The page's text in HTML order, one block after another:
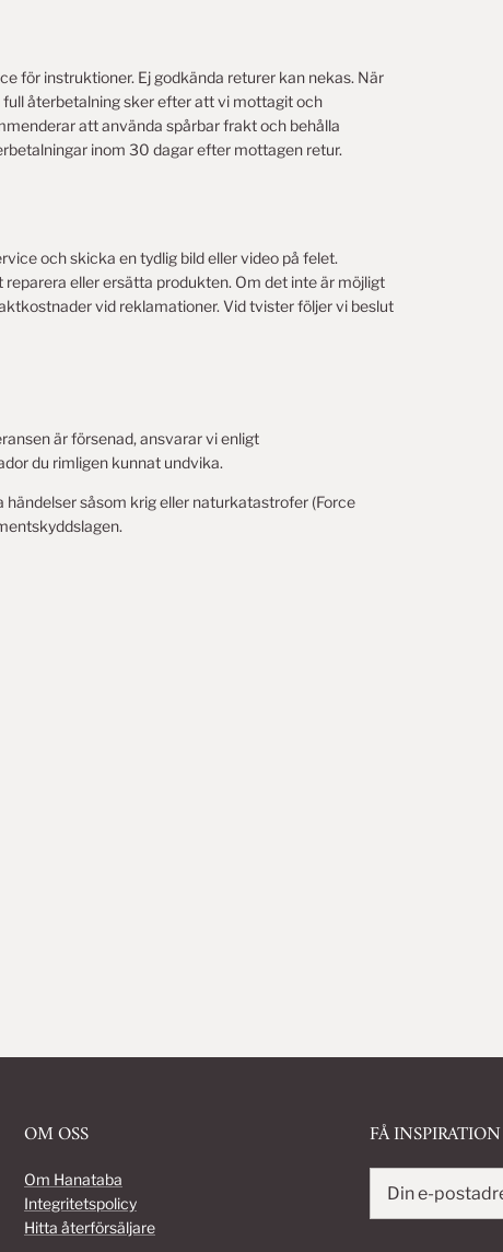
för instruktioner. Ej godkända returer kan nekas. När
återbetalning sker efter att vi mottagit och
att använda spårbar frakt och behålla
inom 30 dagar efter mottagen retur.
och skicka en tydlig bild eller video på felet.
eller ersätta produkten. Om det inte är möjligt
vid reklamationer. Vid tvister följer vi beslut
är försenad, ansvarar vi enligt
du rimligen kunnat undvika.
såsom krig eller naturkatastrofer (Force
OM OSS
Om Hanataba
Integritetspolicy
Hitta återförsäljare
FÅ